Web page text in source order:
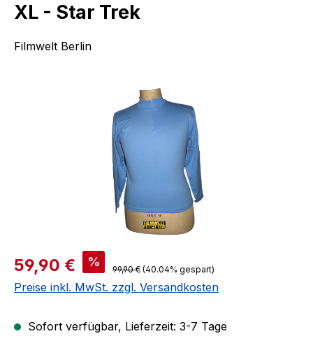
XL - Star Trek
Filmwelt Berlin
Verkaufspreis:
59,90 € % Regulärer Preis:
99,90 € (40.04% gespart)
Preise inkl. MwSt. zzgl. Versandkosten
Sofort verfügbar, Lieferzeit: 3-7 Tage